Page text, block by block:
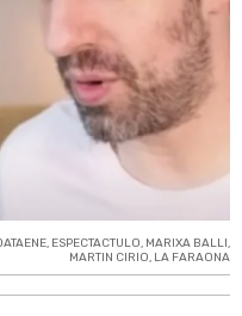
, ESPECTACTULO, MARIXA BALLI ,
MARTIN CIRIO, LA FARAONA